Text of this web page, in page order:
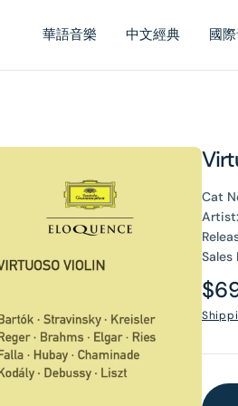
華語音樂 中文經典 國
Cat
Artist:
Sales